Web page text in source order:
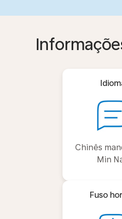
Chinês
Min
Fuso